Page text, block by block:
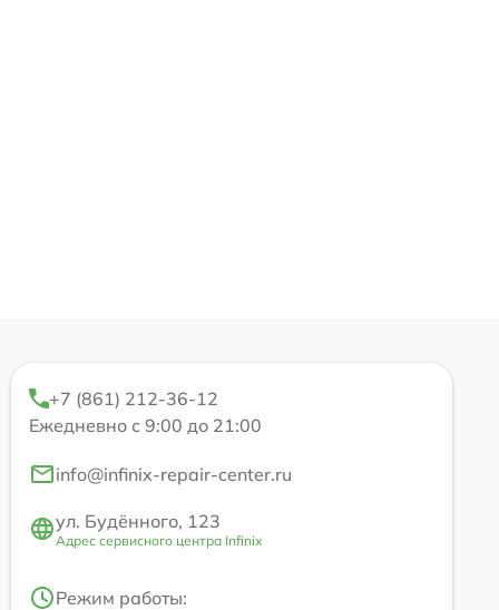
+7 (861) 212-36-12
Ежедневно с 9:00 до 21:00
info@infinix-repair-center.ru
ул. Будённого, 123
Адрес сервисного центра Infinix
Режим работы: